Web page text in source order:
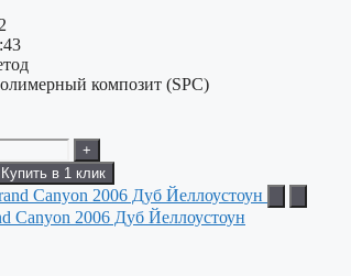
43
композит (SPC)
+
Купить в 1 клик
Canyon 2006 Дуб Йеллоустоун